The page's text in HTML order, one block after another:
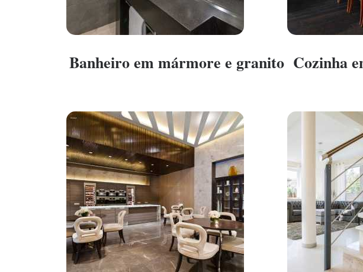
Banheiro em mármore e granito Cozinha